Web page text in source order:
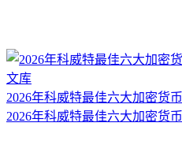
2026年科威特最佳六大加密货
2026年科威特最佳六大加密货